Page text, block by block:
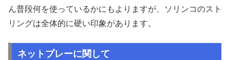
ん普段何を使っているかにもよりますが、ソリンコのスト
リングは全体的に硬い印象があります。
ネットプレーに関して